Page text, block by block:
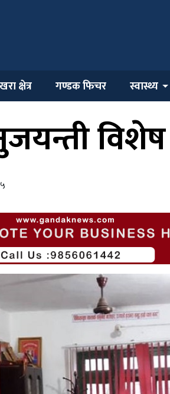
क्षेत्र गण्डक फिचर स्वास्थ्य
विशेष